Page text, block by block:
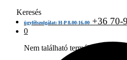
Keresés
ügyfélszolgálat: H-P 8.00-16.00 +36 70-
0
Nem található termék a kosárban.